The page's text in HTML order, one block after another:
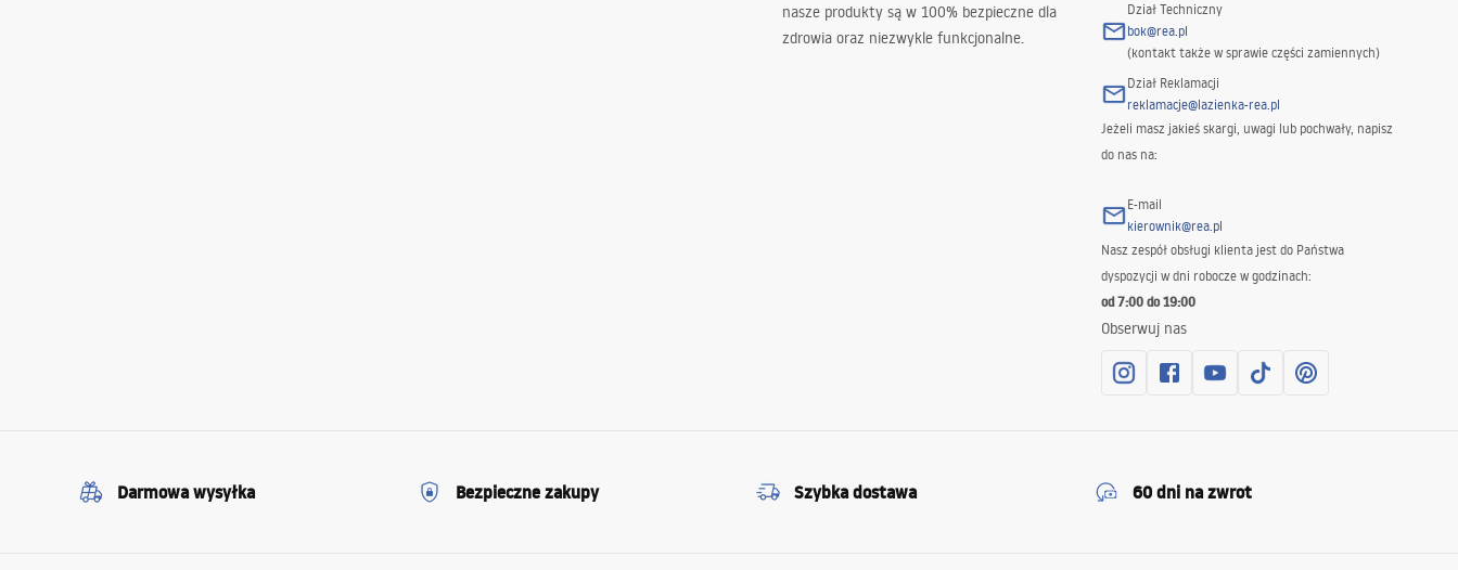
nasze produkty są w 100% bezpieczne dla
zdrowia oraz niezwykle funkcjonalne.
Dział Techniczny
bok@rea.pl
(kontakt także w sprawie części zamiennych)
Dział Reklamacji
reklamacje@lazienka-rea.pl
Jeżeli masz jakieś skargi, uwagi lub pochwały, napisz
do nas na:
E-mail
kierownik@rea.pl
Nasz zespół obsługi klienta jest do Państwa
dyspozycji w dni robocze w godzinach:
od 7:00 do 19:00
Obserwuj nas
Darmowa wysyłka Bezpieczne zakupy Szybka dostawa 60 dni na zwrot